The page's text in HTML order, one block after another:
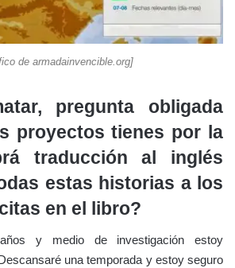
de armadainvencible.org]
pregunta obligada
proyectos tienes por la
traducción al inglés
estas historias a los
en el libro?
y medio de investigación estoy
una temporada y estoy seguro